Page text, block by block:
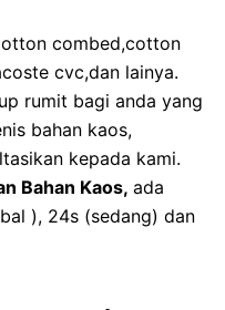
combed,cotton
cvc,dan lainya.
rumit bagi anda yang
bahan kaos,
kepada kami.
Bahan Kaos, ada
), 24s (sedang) dan